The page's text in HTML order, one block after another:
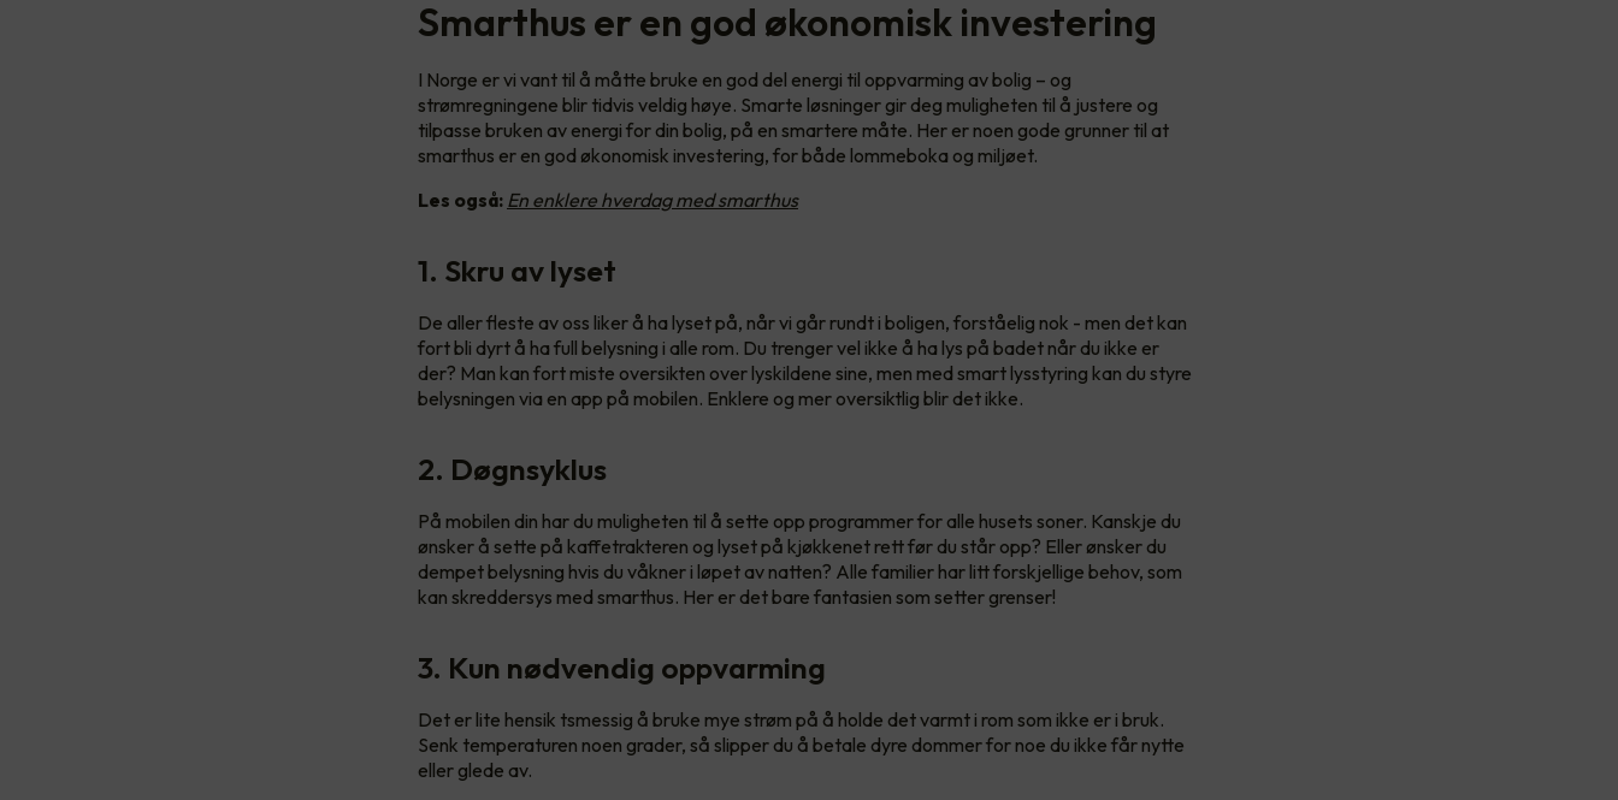
Smarthus er en god økonomisk investering
I Norge er vi vant til å måtte bruke en god del energi til oppvarming av bolig – og
strømregningene blir tidvis veldig høye. Smarte løsninger gir deg muligheten til å justere og
tilpasse bruken av energi for din bolig, på en smartere måte. Her er noen gode grunner til at
smarthus er en god økonomisk investering, for både lommeboka og miljøet.
Les også: En enklere hverdag med smarthus
1. Skru av lyset
De aller fleste av oss liker å ha lyset på, når vi går rundt i boligen, forståelig nok - men det kan
fort bli dyrt å ha full belysning i alle rom. Du trenger vel ikke å ha lys på badet når du ikke er
der? Man kan fort miste oversikten over lyskildene sine, men med smart lysstyring kan du styre
belysningen via en app på mobilen. Enklere og mer oversiktlig blir det ikke.
2. Døgnsyklus
På mobilen din har du muligheten til å sette opp programmer for alle husets soner. Kanskje du
ønsker å sette på kaffetrakteren og lyset på kjøkkenet rett før du står opp? Eller ønsker du
dempet belysning hvis du våkner i løpet av natten? Alle familier har litt forskjellige behov, som
kan skreddersys med smarthus. Her er det bare fantasien som setter grenser!
3. Kun nødvendig oppvarming
Det er lite hensik tsmessig å bruke mye strøm på å holde det varmt i rom som ikke er i bruk.
Senk temperaturen noen grader, så slipper du å betale dyre dommer for noe du ikke får nytte
eller glede av.